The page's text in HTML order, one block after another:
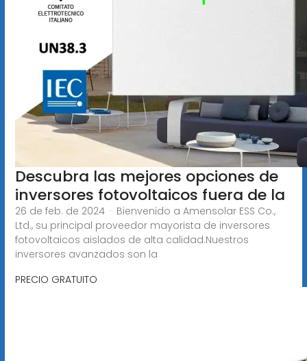
Descubra las mejores opciones de
inversores fotovoltaicos fuera de la
26 de feb. de 2024 · Bienvenido a Amensolar ESS Co.,
Ltd., su principal proveedor mayorista de inversores
fotovoltaicos aislados de alta calidad.Nuestros
inversores avanzados son la
PRECIO GRATUITO